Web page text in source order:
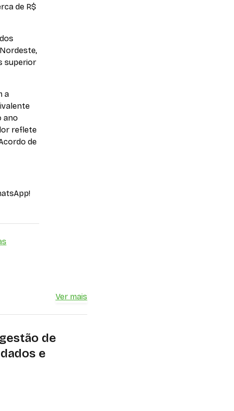
de R$
superior
a
ano
reflete
de
Ver mais
de
e